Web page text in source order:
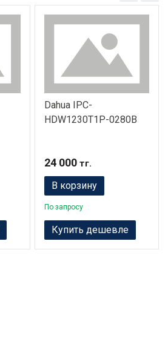
Dahua IPC-
HDW1230T1P-0280B
24 000тг.
В корзину
По запросу
Купить дешевле